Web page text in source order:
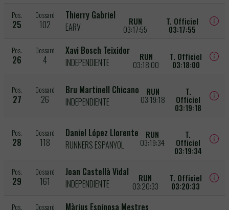
Pos.
25
Dossard
102
Thierry Gabriel
EARV
RUN
03:17:55
T. Officiel
03:17:55
Pos.
26
Dossard
4
Xavi Bosch Teixidor
INDEPENDIENTE
RUN
03:18:00
T. Officiel
03:18:00
Pos.
27
Dossard
26
Bru Martinell Chicano
INDEPENDIENTE
RUN
03:19:18
T.
Officiel
03:19:18
Pos.
28
Dossard
118
Daniel López Llorente
RUNNERS ESPANYOL
RUN
03:19:34
T.
Officiel
03:19:34
Pos.
29
Dossard
161
Joan Castellà Vidal
INDEPENDIENTE
RUN
03:20:33
T. Officiel
03:20:33
Pos. Dossard Màrius Espinosa Mestres